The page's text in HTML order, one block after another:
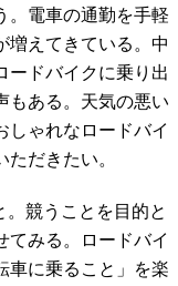
。電車の通勤を手軽
増えてきている。中
ードバイクに乗り出
もある。天気の悪い
しゃれなロードバイ
だきたい。
。競うことを目的と
てみる。ロードバイ
車に乗ること」を楽